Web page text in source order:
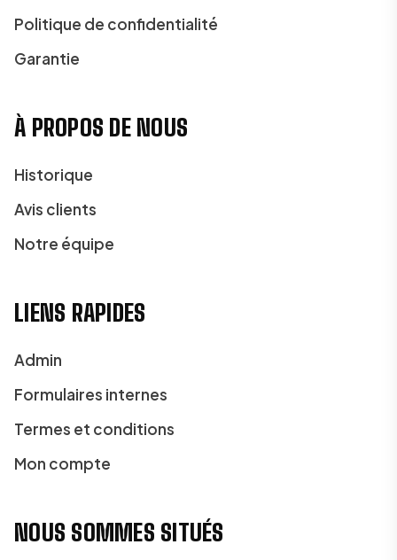
Politique de confidentialité
Garantie
À PROPOS DE NOUS
Historique
Avis clients
Notre équipe
LIENS RAPIDES
Admin
Formulaires internes
Termes et conditions
Mon compte
NOUS SOMMES SITUÉS